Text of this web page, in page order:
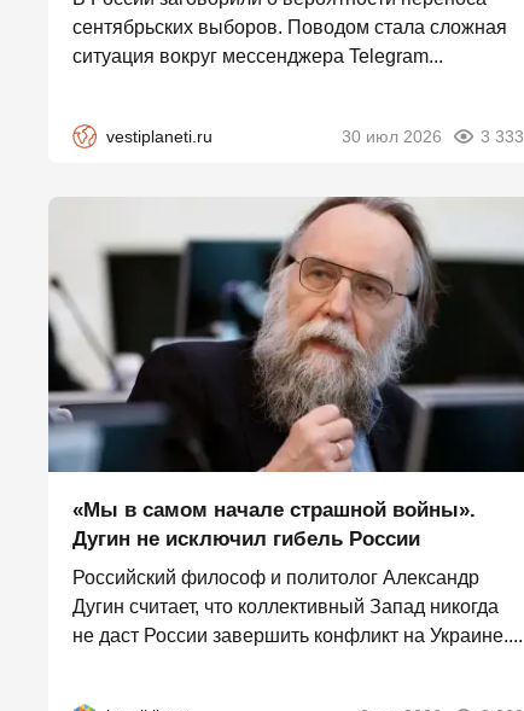
сентябрьских выборов. Поводом стала сложная
ситуация вокруг мессенджера Telegram...
vestiplaneti.ru 30 июл 2026 3 333
«Мы в самом начале страшной войны».
Дугин не исключил гибель России
Российский философ и политолог Александр
Дугин считает, что коллективный Запад никогда
не даст России завершить конфликт на Украине....